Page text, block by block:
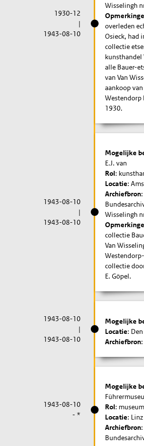
1930-12
|
1943-08-10
Wisselingh
overleden
Osieck, had
collectie
kunsthandel
alle Bauer-
van Van
aankoop
Westendorp
1930.
1943-08-10
|
1943-08-10
Mogelijke
E.J. van
Rol:
Locatie:
Archiefbron
Wisselingh
collectie
Van
collectie
E. Göpel.
1943-08-10
|
1943-08-10
Mogelijke
Locatie:
Archiefbron
1943-08-10
- *
Mogelijke
Rol: museum
Locatie: Linz
Archiefbron